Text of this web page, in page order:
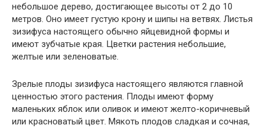
небольшое дерево, достигающее высоты от 2 до 10
метров. Оно имеет густую крону и шипы на ветвях. Листья
зизифуса настоящего обычно яйцевидной формы и
имеют зубчатые края. Цветки растения небольшие,
желтые или зеленоватые.
Зрелые плоды зизифуса настоящего являются главной
ценностью этого растения. Плоды имеют форму
маленьких яблок или оливок и имеют желто-коричневый
или красноватый цвет. Мякоть плодов сладкая и сочная,